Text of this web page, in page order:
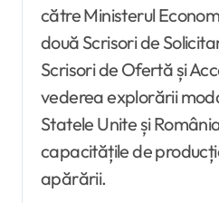
către Ministerul
două Scrisori de
Scrisori de Ofertă și
vederea explorării
Statele Unite și
capacitățile de
apărării.